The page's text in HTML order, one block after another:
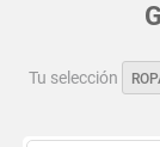
Tu selección